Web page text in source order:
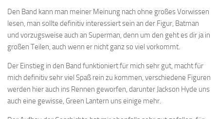
Den Band kann man meiner Meinung nach ohne großes Vorwissen
lesen, man sollte definitiv interessiert sein an der Figur, Batman
und vorzugsweise auch an Superman, denn um den geht es dir ja in
großen Teilen, auch wenn er nicht ganz so viel vorkommt.
Der Einstieg in den Band funktioniert für mich sehr gut, macht für
mich definitiv sehr viel Spaß rein zu kommen, verschiedene Figuren
werden hier auch ins Rennen geworfen, darunter Jackson Hyde uns
auch eine gewisse, Green Lantern uns einige mehr.